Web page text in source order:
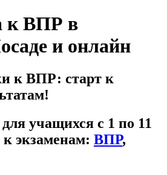
к ВПР в
и онлайн
к ВПР: старт к
для учащихся с 1 по 11
экзаменам: ВПР,